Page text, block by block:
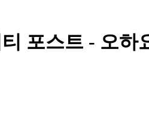
포스트 - 오하